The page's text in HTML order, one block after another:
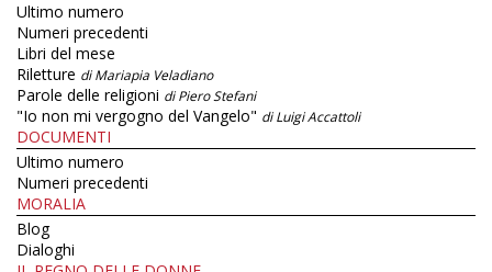
Ultimo numero
Numeri precedenti
Libri del mese
Riletture di Mariapia Veladiano
Parole delle religioni di Piero Stefani
"Io non mi vergogno del Vangelo" di Luigi Accattoli
DOCUMENTI
Ultimo numero
Numeri precedenti
MORALIA
Blog
Dialoghi